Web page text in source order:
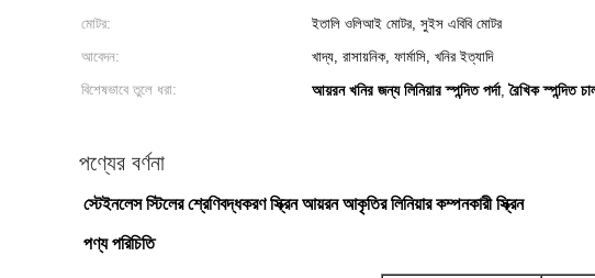
মোটর:
ইতালি ওলিআই মোটর, সুইস এবিবি মোটর
আবেদন:
খাদ্য, রাসায়নিক, ফার্মাসি, খনির ইত্যাদি
বিশেষভাবে তুলে ধরা:
আয়রন খনির জন্য লিনিয়ার স্পন্দিত পর্দা,রৈখিক স্পন্দিত
পণ্যের বর্ণনা
স্টেইনলেস স্টিলের শ্রেণিবদ্ধকরণ স্ক্রিন আয়রন আকৃতির লিনিয়ার কম্পনকারী স্ক্রিন
পণ্য পরিচিতি